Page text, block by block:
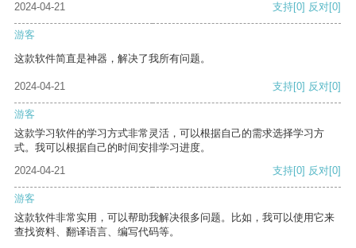
2024-04-21 支持[0] 反对[0]
游客
这款软件简直是神器，解决了我所有问题。
2024-04-21 支持[0] 反对[0]
游客
这款学习软件的学习方式非常灵活，可以根据自己的需求选择学习方
式。我可以根据自己的时间安排学习进度。
2024-04-21
支持[0] 反对[0]
游客
这款软件非常实用，可以帮助我解决很多问题。比如，我可以使用它来
查找资料、翻译语言、编写代码等。